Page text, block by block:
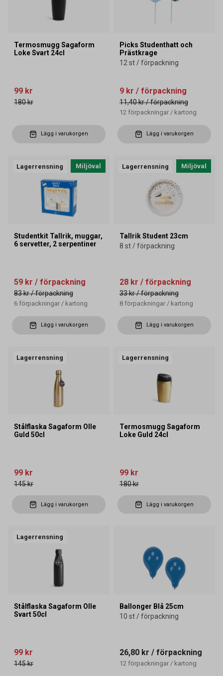
Termosmugg Sagaform
Loke Svart 24cl
99 kr
180 kr
Lägg i varukorgen
Picks Studenthatt och
Prästkrage
12 st / förpackning
9 kr / förpackning
11,40 kr/ förpackning
12 förpackningar / kartong
Lägg i varukorgen
Lagerrensning Miljöval
Studentkit Tallrik, muggar,
6 servetter, 2 serpentiner
59 kr / förpackning
83 kr/ förpackning
6 förpackningar / kartong
Lägg i varukorgen
Lagerrensning Miljöval
Tallrik Student 23cm
8 st / förpackning
28 kr / förpackning
33 kr/ förpackning
8 förpackningar / kartong
Lägg i varukorgen
Lagerrensning
Stålflaska Sagaform Olle
Guld 50cl
99 kr
145 kr
Lägg i varukorgen
Lagerrensning
Termosmugg Sagaform
Loke Guld 24cl
99 kr
180 kr
Lägg i varukorgen
Lagerrensning
Stålflaska Sagaform Olle
Svart 50cl
99 kr
145 kr
Ballonger Blå 25cm
10 st / förpackning
26,80 kr / förpackning
12 förpackningar / kartong